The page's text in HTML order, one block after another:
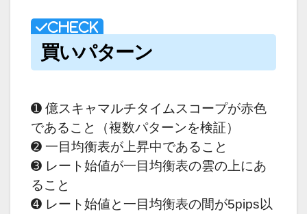
買いパターン
➊ 億スキャマルチタイムスコープが赤色
であること（複数パターンを検証）
➋ 一目均衡表が上昇中であること
➌ レート始値が一目均衡表の雲の上にあ
ること
➍ レート始値と一目均衡表の間が5pips以